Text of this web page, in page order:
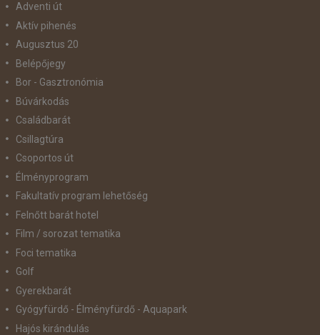
Adventi út
Aktív pihenés
Augusztus 20
Belépőjegy
Bor - Gasztronómia
Búvárkodás
Családbarát
Csillagtúra
Csoportos út
Élményprogram
Fakultatív program lehetőség
Felnőtt barát hotel
Film / sorozat tematika
Foci tematika
Golf
Gyerekbarát
Gyógyfürdő - Élményfürdő - Aquapark
Hajós kirándulás